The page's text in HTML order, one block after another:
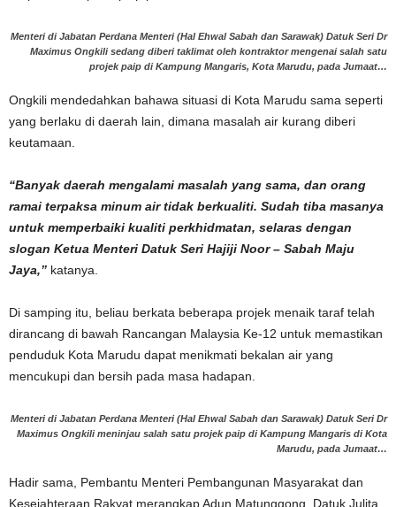
Menteri di Jabatan Perdana Menteri (Hal Ehwal Sabah dan Sarawak) Datuk Seri Dr
Maximus Ongkili sedang diberi taklimat oleh kontraktor mengenai salah satu
projek paip di Kampung Mangaris, Kota Marudu, pada Jumaat…
Ongkili mendedahkan bahawa situasi di Kota Marudu sama seperti
yang berlaku di daerah lain, dimana masalah air kurang diberi
keutamaan.
“Banyak daerah mengalami masalah yang sama, dan orang
ramai terpaksa minum air tidak berkualiti. Sudah tiba masanya
untuk memperbaiki kualiti perkhidmatan, selaras dengan
slogan Ketua Menteri Datuk Seri Hajiji Noor – Sabah Maju
Jaya,” katanya.
Di samping itu, beliau berkata beberapa projek menaik taraf telah
dirancang di bawah Rancangan Malaysia Ke-12 untuk memastikan
penduduk Kota Marudu dapat menikmati bekalan air yang
mencukupi dan bersih pada masa hadapan.
Menteri di Jabatan Perdana Menteri (Hal Ehwal Sabah dan Sarawak) Datuk Seri Dr
Maximus Ongkili meninjau salah satu projek paip di Kampung Mangaris di Kota
Marudu, pada Jumaat…
Hadir sama, Pembantu Menteri Pembangunan Masyarakat dan
Kesejahteraan Rakyat merangkap Adun Matunggong, Datuk Julita